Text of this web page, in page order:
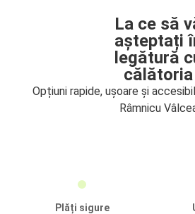
La ce să
așteptați
legătură
călătoria
Opțiuni rapide, ușoare și
Râmnicu
Plăți sigure